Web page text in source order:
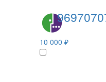
10 000 ₽